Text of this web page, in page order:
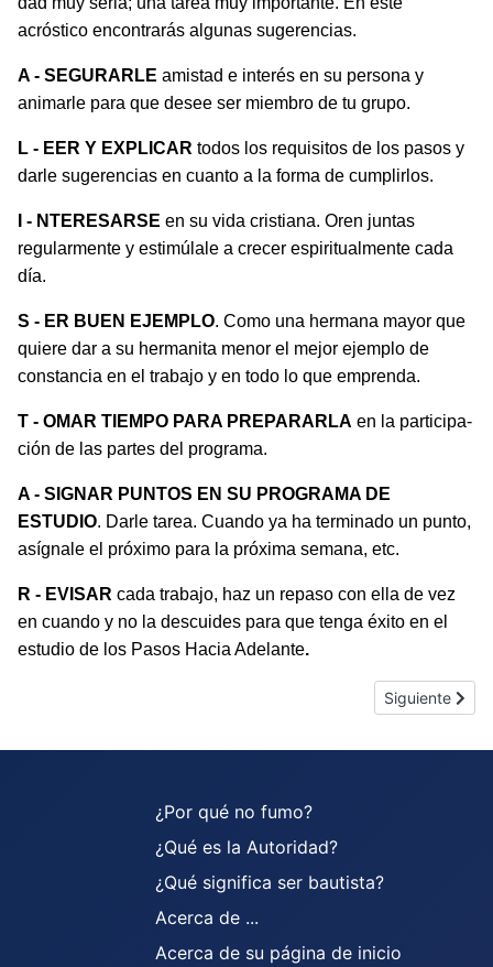
acróstico encontrarás algunas sugerencias.
A - SEGURARLE amistad e interés en su persona y
animarle para que desee ser miembro de tu grupo.
L - EER Y EXPLICAR todos los requisitos de los pasos y
dar­le sugerencias en cuanto a la forma de cumplirlos.
I - NTERESARSE en su vida cristiana. Oren juntas
regular­mente y estimúlale a crecer espiritualmente cada
día.
S - ER BUEN EJEMPLO. Como una hermana mayor que
quiere dar a su hermanita menor el mejor ejemplo de
constancia en el trabajo y en todo lo que emprenda.
T - OMAR TIEMPO PARA PREPARARLA en la participa­
ción de las partes del programa.
A - SIGNAR PUNTOS EN SU PROGRAMA DE
ESTUDIO. Darle tarea. Cuando ya ha terminado un punto,
asígnale el próximo para la próxima semana, etc.
R - EVISAR cada trabajo, haz un repaso con ella de vez
en cuando y no la descuides para que tenga éxito en el
estu­dio de los Pasos Hacia Adelante.
Artículo
Siguiente
¿Por qué no fumo?
¿Qué es la Autoridad?
¿Qué significa ser bautista?
Acerca de ...
Acerca de su página de inicio